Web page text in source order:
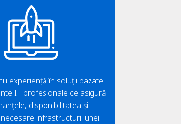
experiență în soluții bazate
IT profesionale ce asigură
disponibilitatea și
infrastructurii unei